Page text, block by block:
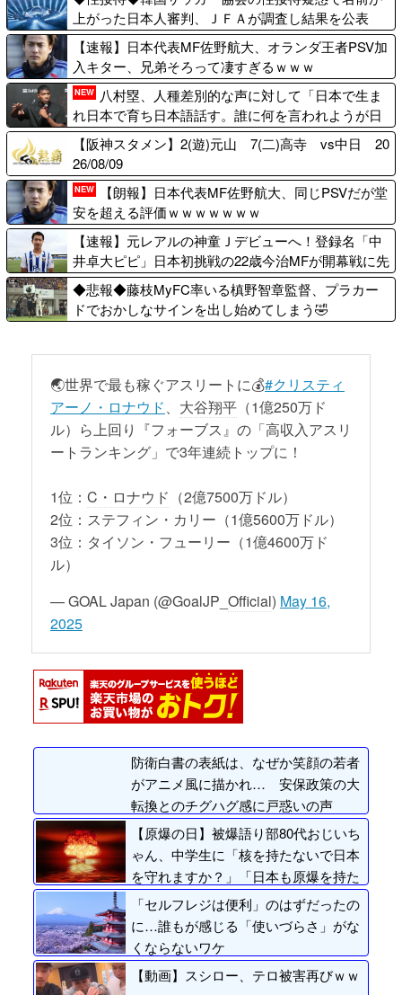
【ML...
サッカークイズ「FW
は点取り屋なのでディフ
ェンスに参加しなくてい
い」
長友佑都、谷口彰悟、
板倉滉が女優と結婚とか
DFは夢があるな！
【速報】元レアルの神
童Ｊデビューへ！登録名
「中井卓大ピピ」日本初
挑戦の...
医者「麻酔かけます
よ」 ワイ（全身麻酔に耐
えて見せる！うおおおお
おお！...
イタリア・ナポリ近郊
地震「M4.7」の揺れを
お盆に熊本の被災地に
向かう日本人の崇高な精
神に世界が騒然！←「な
んて気...
るおにぎり屋さん、裏で
おっさんが握っていたｗ
ｗｗ...
元いいとも青年隊、中
居正広の”素顔”を暴露
はキツくなる」俺(22)
「ウソつけ、独身楽しい
海外「選手の反発が楽
しみ」モウリーニョがレ
アル・に導入した新ルー
ル（海...
球場裏で始まった乱闘
ごっこ、グラブと帽子を
投げ捨てて突っ込む小さ
な投手...
7.0%の韓国で日本が韓国
人の海外就業先国家で1
位に...
韓国人「不適切接待疑
惑、2002年イタリア・ス
ペイン戦で『韓国に奪わ
れ...
韓国人「日本メディア
韓国準決勝も調査すべき
韓国人「日本ではテー
ブルに肘をついてはいけ
ない？日本の食事マナー
が想像...
本食だったらどっちのほ
うが上なの？」
韓国人「手術中に震度
6強の地震、その時の日
サッカー界に「ビニシ
京都サンガ、FW原大
智の独ザクトパウリへの
完全移籍を正式発表
上がった日本人審判、ＪＦＡが調査し結果を公表
へ！
【速報】日本代表MF佐野航大、オランダ王者PSV加
入キター、兄弟そろって凄すぎるｗｗｗ
NEW
八村塁、人種差別的な声に対して「日本で生ま
れ日本で育ち日本語話す。誰に何を言われようが日
本人」
【阪神スタメン】2(遊)元山 7(二)高寺 vs中日 20
26/08/09
NEW
【朗報】日本代表MF佐野航大、同じPSVだが堂
安を超える評価ｗｗｗｗｗｗｗ
【速報】元レアルの神童Ｊデビューへ！登録名「中
井卓大ピピ」日本初挑戦の22歳今治MFが開幕戦に先
発キターｗｗｗｗｗｗ
◆悲報◆藤枝MyFC率いる槙野智章監督、プラカー
ドでおかしなサインを出し始めてしまう🤣
🌏世界で最も稼ぐアスリートに💰#クリスティ
アーノ・ロナウド、 大谷翔平 （1億250万ド
ル）ら上回り『フォーブス』の「高収入アスリ
ートランキング」で3年連続トップに！
1位： C・ロナウド （2億7500万ドル）
2位：ステフィン・カリー（1億5600万ドル）
3位：タイソン・フューリー（1億4600万ド
ル）
— GOAL Japan (@GoalJP_ Official) May 16,
2025
防衛白書の表紙は、なぜか笑顔の若者
がアニメ風に描かれ… 安保政策の大
転換とのチグハグ感に戸惑いの声
【原爆の日】被爆語り部80代おじいち
ゃん、中学生に「核を持たないで日本
を守れますか？」「日本も原爆を持た
ないと負ける！」と言われ絶句
………
「セルフレジは便利」のはずだったの
に…誰もが感じる「使いづらさ」がな
くならないワケ
【動画】スシロー、テロ被害再びｗｗ